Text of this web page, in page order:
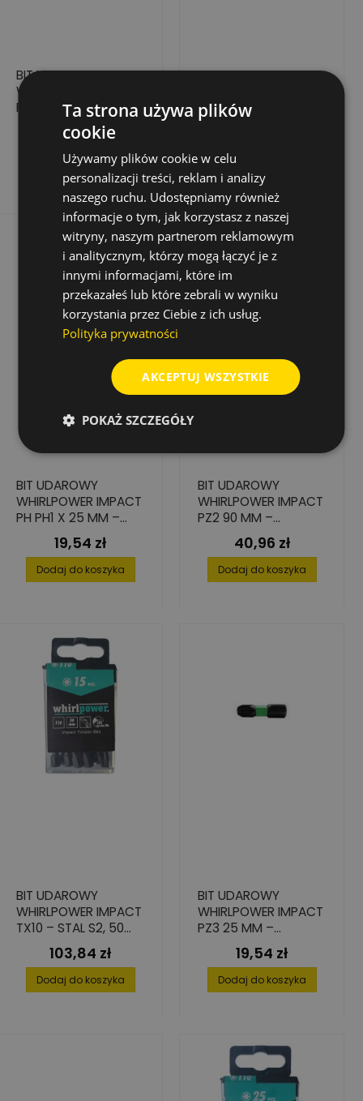
BIT UDAROWY
WHIRLPOWER IMPACT
PH2 70 MM –
WYTRZYMAŁY I
PRECYZYJNY 2 SZT.
Cena
28,25 zł
Dodaj do koszyka
BITY UDAROWE
TX40 – 25 MM, STAL
S2, 25 SZT.
Dodaj do koszyka
BIT UDAROWY
WHIRLPOWER IMPACT
PH PH1 X 25 MM –
ZESTAW 4 SZT.
Cena
19,54 zł
Dodaj do koszyka
BIT UDAROWY
WHIRLPOWER IMPACT
PZ2 90 MM –
WYTRZYMAŁOŚĆ I
PRECYZJA – 2 SZT.
Cena
40,96 zł
Dodaj do koszyka
BIT UDAROWY
WHIRLPOWER IMPACT
TX10 – STAL S2, 50
MM, 15 SZT.
Cena
103,84 zł
Dodaj do koszyka
BIT UDAROWY
WHIRLPOWER IMPACT
PZ3 25 MM –
WYSOKA TWARDOŚĆ
I PRECYZJA 4 SZT.
Cena
19,54 zł
Dodaj do koszyka
Ta strona używa plików
cookie
Używamy plików cookie w celu
personalizacji treści, reklam i analizy
naszego ruchu. Udostępniamy również
informacje o tym, jak korzystasz z naszej
witryny, naszym partnerom reklamowym
i analitycznym, którzy mogą łączyć je z
innymi informacjami, które im
przekazałeś lub które zebrali w wyniku
korzystania przez Ciebie z ich usług.
Polityka prywatności
AKCEPTUJ WSZYSTKIE
POKAŻ SZCZEGÓŁY